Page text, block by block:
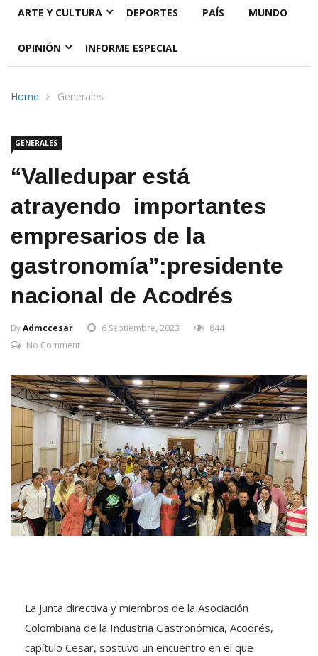
ARTE Y CULTURA DEPORTES PAÍS MUNDO
OPINIÓN INFORME ESPECIAL
Home Generales
GENERALES
“Valledupar está
atrayendo importantes
empresarios de la
gastronomía”:presidente
nacional de Acodrés
ByAdmccesar 6 Septiembre, 2023
844
No Comment
La junta directiva y miembros de la Asociación
Colombiana de la Industria Gastronómica, Acodrés,
capítulo Cesar, sostuvo un encuentro en el que